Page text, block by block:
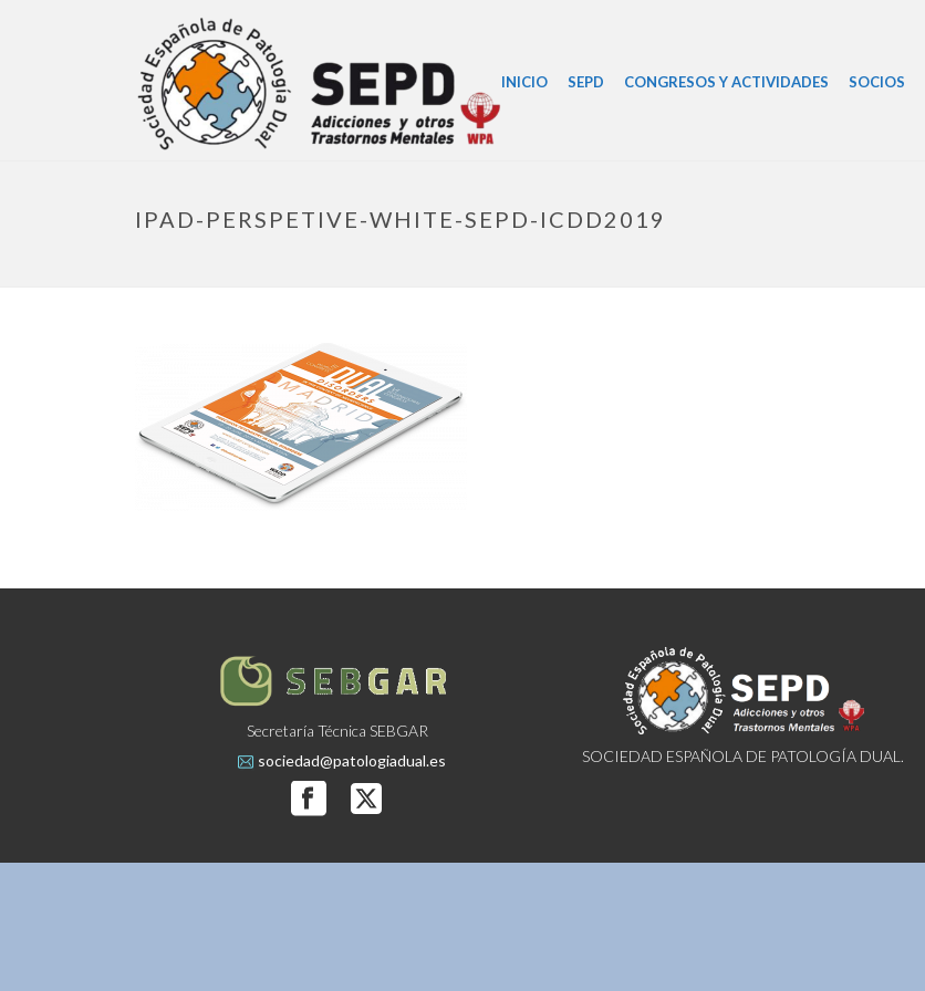
INICIO SEPD CONGRESOS Y ACTIVIDADES SOCIOS
IPAD-PERSPETIVE-WHITE-SEPD-ICDD2019
Secretaría Técnica SEBGAR
sociedad@patologiadual.es
SOCIEDAD ESPAÑOLA DE PATOLOGÍA DUAL.